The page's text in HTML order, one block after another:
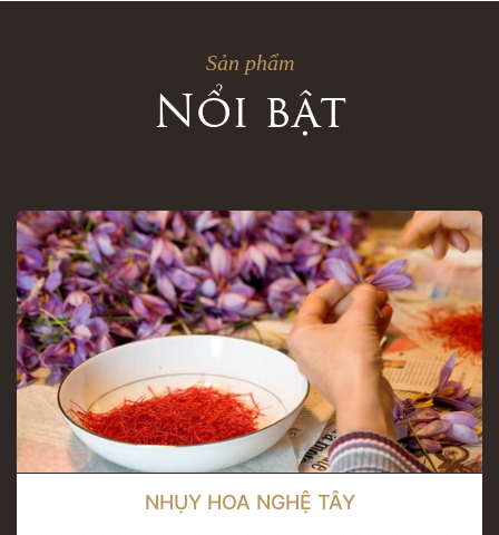
Sản phẩm
Nổi bật
NHỤY HOA NGHỆ TÂY